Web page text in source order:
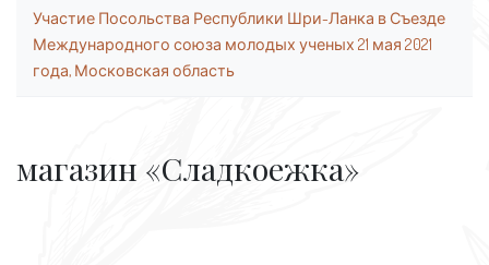
Участие Посольства Республики Шри-Ланка в Съезде
Международного союза молодых ученых 21 мая 2021
года, Московская область
магазин «Сладкоежка»